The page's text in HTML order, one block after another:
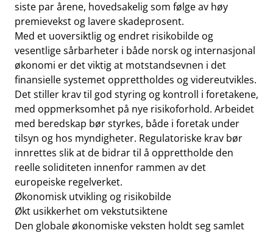
siste par årene, hovedsakelig som følge av høy
premievekst og lavere skadeprosent.
Med et uoversiktlig og endret risikobilde og
vesentlige sårbarheter i både norsk og internasjonal
økonomi er det viktig at motstandsevnen i det
finansielle systemet opprettholdes og videreutvikles.
Det stiller krav til god styring og kontroll i foretakene,
med oppmerksomhet på nye risikoforhold. Arbeidet
med beredskap bør styrkes, både i foretak under
tilsyn og hos myndigheter. Regulatoriske krav bør
innrettes slik at de bidrar til å opprettholde den
reelle soliditeten innenfor rammen av det
europeiske regelverket.
Økonomisk utvikling og risikobilde
Økt usikkerhet om vekstutsiktene
Den globale økonomiske veksten holdt seg samlet